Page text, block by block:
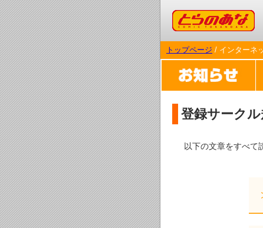
コミックとらのあな
トップページ / インターネ
登録サーク
以下の文章をすべて